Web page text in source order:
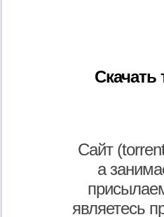
Скачать
Сайт
а
являетесь